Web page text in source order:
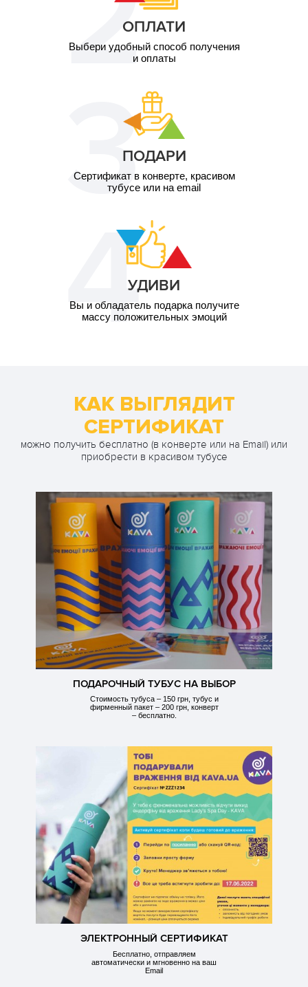
ОПЛАТИ
Выбери удобный способ получения
и оплаты
ПОДАРИ
Сертификат в конверте, красивом
тубусе или на email
УДИВИ
Вы и обладатель подарка получите
массу положительных эмоций
КАК ВЫГЛЯДИТ
СЕРТИФИКАТ
можно получить бесплатно (в конверте или на Email) или
приобрести в красивом тубусе
ПОДАРОЧНЫЙ ТУБУС НА ВЫБОР
Стоимость тубуса – 150 грн, тубус и
фирменный пакет – 200 грн, конверт
– бесплатно.
ЭЛЕКТРОННЫЙ СЕРТИФИКАТ
Бесплатно, отправляем
автоматически и мгновенно на ваш
Email